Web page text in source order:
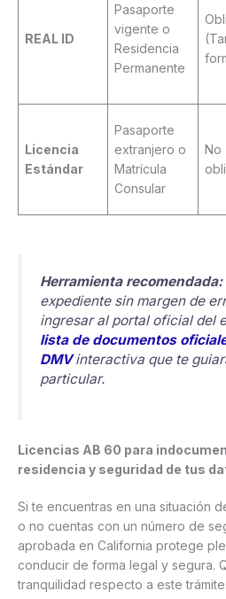
REAL ID
Pasaporte
vigente o
Residencia
Permanente
Licencia
Estándar
Pasaporte
extranjero o
Matrícula
Consular
No
Herramienta recomendada:
expediente sin margen de
ingresar al portal oficial del
lista de documentos
DMVinteractiva que te
particular.
Licencias AB 60 para
residencia y seguridad de tus
Si te encuentras en una situación
o no cuentas con un número de
aprobada en California protege
conducir de forma legal y segura.
tranquilidad respecto a este trámite: